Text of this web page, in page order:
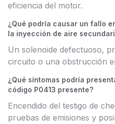
eficiencia del motor.
¿Qué podría causar un fallo
la inyección de aire
Un solenoide defectuoso,
circuito o una obstrucción
¿Qué síntomas podría
código P0413 presente?
Encendido del testigo de
pruebas de emisiones y